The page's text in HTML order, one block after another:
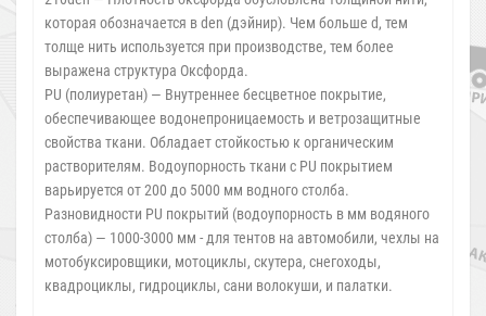
которая обозначается в den (дэйнир). Чем больше d, тем
толще нить используется при производстве, тем более
выражена структура Оксфорда.
PU (полиуретан) — Внутреннее бесцветное покрытие,
обеспечивающее водонепроницаемость и ветрозащитные
свойства ткани. Обладает стойкостью к органическим
растворителям. Водоупорность ткани с PU покрытием
варьируется от 200 до 5000 мм водного столба.
Разновидности PU покрытий (водоупорность в мм водяного
столба) — 1000-3000 мм - для тентов на автомобили, чехлы на
мотобуксировщики, мотоциклы, скутера, снегоходы,
квадроциклы, гидроциклы, сани волокуши, и палатки.